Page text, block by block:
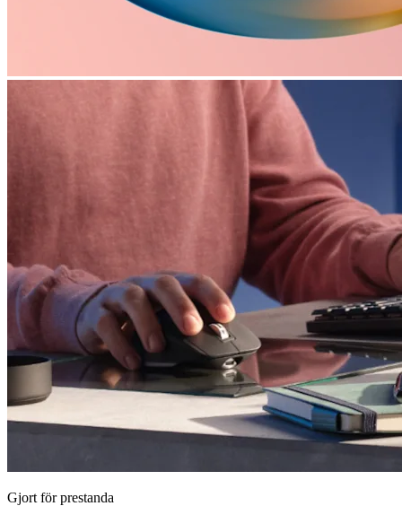
Gjort för prestanda